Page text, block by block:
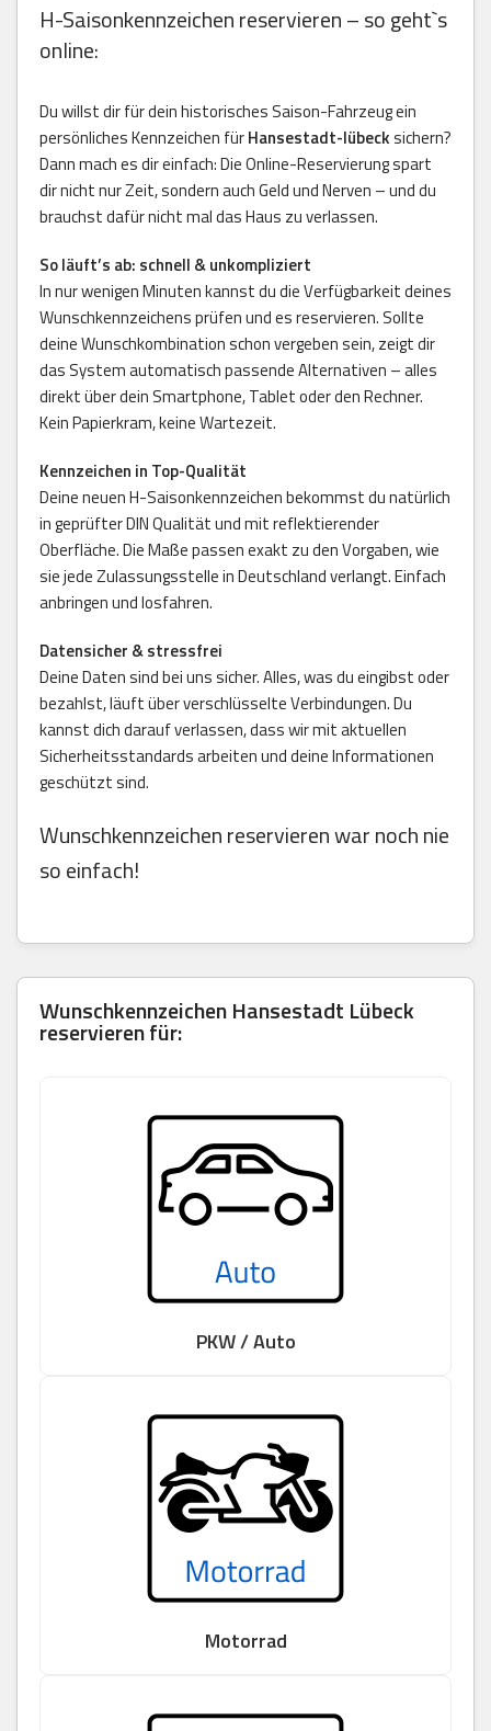
H-Saisonkennzeichen reservieren – so geht`s
online:
Du willst dir für dein historisches Saison-Fahrzeug ein
persönliches Kennzeichen fürHansestadt-lübecksichern?
Dann mach es dir einfach: Die Online-Reservierung spart
dir nicht nur Zeit, sondern auch Geld und Nerven – und du
brauchst dafür nicht mal das Haus zu verlassen.
So läuft’s ab: schnell & unkompliziert
In nur wenigen Minuten kannst du die Verfügbarkeit deines
Wunschkennzeichens prüfen und es reservieren. Sollte
deine Wunschkombination schon vergeben sein, zeigt dir
das System automatisch passende Alternativen – alles
direkt über dein Smartphone, Tablet oder den Rechner.
Kein Papierkram, keine Wartezeit.
Kennzeichen in Top-Qualität
Deine neuen H-Saisonkennzeichen bekommst du natürlich
in geprüfter DIN Qualität und mit reflektierender
Oberfläche. Die Maße passen exakt zu den Vorgaben, wie
sie jede Zulassungsstelle in Deutschland verlangt. Einfach
anbringen und losfahren.
Datensicher & stressfrei
Deine Daten sind bei uns sicher. Alles, was du eingibst oder
bezahlst, läuft über verschlüsselte Verbindungen. Du
kannst dich darauf verlassen, dass wir mit aktuellen
Sicherheitsstandards arbeiten und deine Informationen
geschützt sind.
Wunschkennzeichen reservieren war noch nie
so einfach!
Wunschkennzeichen Hansestadt Lübeck
reservieren für:
PKW / Auto
Motorrad